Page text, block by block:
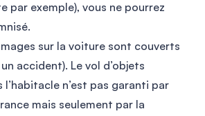
par exemple), vous ne pourrez
sur la voiture sont couverts
accident). Le vol d’objets
l’habitacle n’est pas garanti par
mais seulement par la